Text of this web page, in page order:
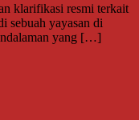
klarifikasi resmi terkait
sebuah yayasan di
yang […]